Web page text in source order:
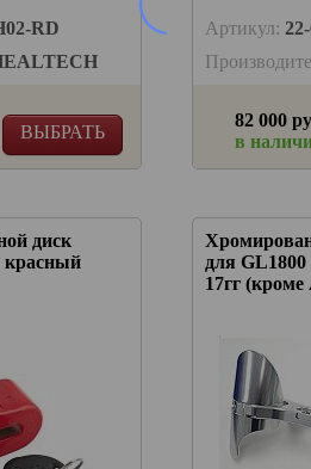
RD
ВЫБРАТЬ
Артикул:
82 000
в
диск
красный
для
17гг